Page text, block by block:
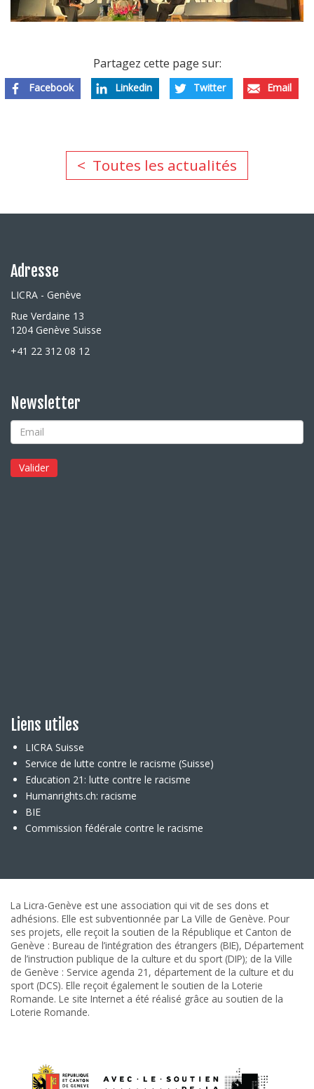
Partagez cette page sur:
Facebook Linkedin Twitter Email
Toutes les actualités
Adresse
LICRA - Genève
Rue Verdaine 13
1204 Genève Suisse
+41 22 312 08 12
Newsletter
Liens utiles
LICRA Suisse
Service de lutte contre le racisme (Suisse)
Education 21: lutte contre le racisme
Humanrights.ch: racisme
BIE
Commission fédérale contre le racisme
La Licra-Genève est une association qui vit de ses dons et
adhésions. Elle est subventionnée par La Ville de Genève. Pour
ses projets, elle reçoit la soutien de la République et Canton de
Genève : Bureau de l’intégration des étrangers (BIE), Département
de l’instruction publique de la culture et du sport (DIP); de la Ville
de Genève : Service agenda 21, département de la culture et du
sport (DCS). Elle reçoit également le soutien de la Loterie
Romande. Le site Internet a été réalisé grâce au soutien de la
Loterie Romande.